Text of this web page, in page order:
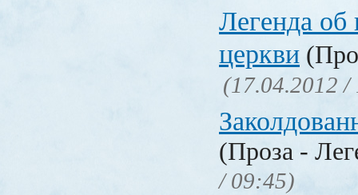
Легенда об
церкви
(17.04.2012 /
(Проза -
/ 09:45)